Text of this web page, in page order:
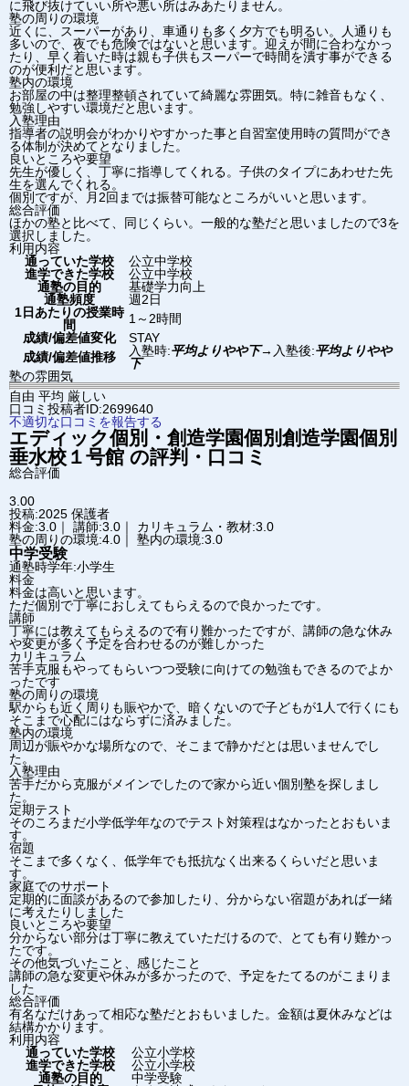
に飛び抜けていい所や悪い所はみあたりません。
塾の周りの環境
近くに、スーパーがあり、車通りも多く夕方でも明るい。人通りも
多いので、夜でも危険ではないと思います。迎えが間に合わなかっ
たり、早く着いた時は親も子供もスーパーで時間を潰す事ができる
のが便利だと思います。
塾内の環境
お部屋の中は整理整頓されていて綺麗な雰囲気。特に雑音もなく、
勉強しやすい環境だと思います。
入塾理由
指導者の説明会がわかりやすかった事と自習室使用時の質問ができ
る体制が決めてとなりました。
良いところや要望
先生が優しく、丁寧に指導してくれる。子供のタイプにあわせた先
生を選んでくれる。
個別ですが、月2回までは振替可能なところがいいと思います。
総合評価
ほかの塾と比べて、同じくらい。一般的な塾だと思いましたので3を
選択しました。
利用内容
通っていた学校
公立中学校
進学できた学校
公立中学校
通塾の目的
基礎学力向上
通塾頻度
週2日
1日あたりの授業時
間
1～2時間
成績/偏差値変化
STAY
成績/偏差値推移
入塾時:平均よりやや下→ 入塾後:平均よりやや
下
塾の雰囲気
自由 平均 厳しい
口コミ投稿者ID:2699640
不適切な口コミを報告する
エディック個別・創造学園個別創造学園個別
垂水校１号館 の評判・口コミ
総合評価
3.00
投稿:2025 保護者
料金:3.0｜ 講師:3.0｜ カリキュラム・教材:3.0
塾の周りの環境:4.0｜ 塾内の環境:3.0
中学受験
通塾時学年:小学生
料金
料金は高いと思います。
ただ個別で丁寧におしえてもらえるので良かったです。
講師
丁寧には教えてもらえるので有り難かったですが、講師の急な休み
や変更が多く予定を合わせるのが難しかった
カリキュラム
苦手克服もやってもらいつつ受験に向けての勉強もできるのでよか
ったです
塾の周りの環境
駅からも近く周りも賑やかで、暗くないので子どもが1人で行くにも
そこまで心配にはならずに済みました。
塾内の環境
周辺が賑やかな場所なので、そこまで静かだとは思いませんでし
た。
入塾理由
苦手だから克服がメインでしたので家から近い個別塾を探しまし
た。
定期テスト
そのころまだ小学低学年なのでテスト対策程はなかったとおもいま
す。
宿題
そこまで多くなく、低学年でも抵抗なく出来るくらいだと思いま
す。
家庭でのサポート
定期的に面談があるので参加したり、分からない宿題があれば一緒
に考えたりしました
良いところや要望
分からない部分は丁寧に教えていただけるので、とても有り難かっ
たです。
その他気づいたこと、感じたこと
講師の急な変更や休みが多かったので、予定をたてるのがこまりま
した
総合評価
有名なだけあって相応な塾だとおもいました。金額は夏休みなどは
結構かかります。
利用内容
通っていた学校
公立小学校
進学できた学校
公立小学校
通塾の目的
中学受験